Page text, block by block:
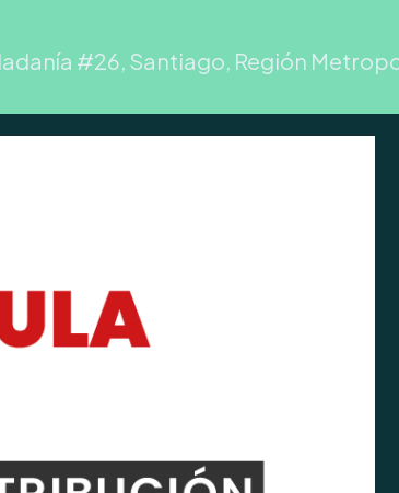
#26, Santiago, Región